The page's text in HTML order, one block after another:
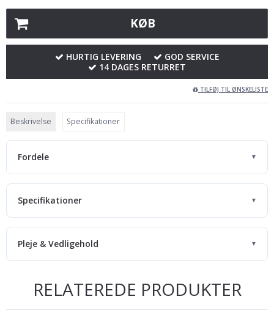
KØB
HURTIG LEVERING
GOD SERVICE
14 DAGES RETURRET
TILFØJ TIL ØNSKELISTE
Beskrivelse Specifikationer
Fordele ▼
Specifikationer ▼
Pleje & Vedligehold ▼
RELATEREDE PRODUKTER